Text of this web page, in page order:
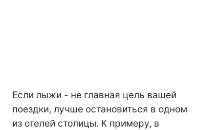
Если лыжи - не главная цель вашей
поездки, лучше остановиться в одном
из отелей столицы. К примеру, в